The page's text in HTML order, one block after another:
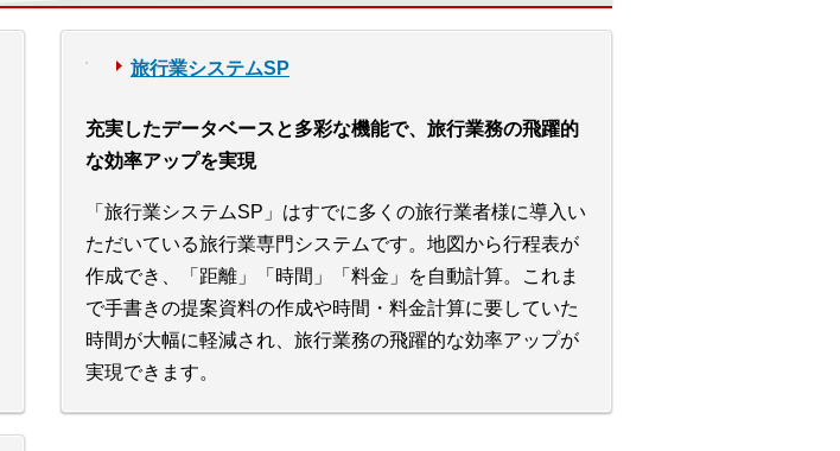
旅行業システムSP
充実したデータベースと多彩な機能で、旅行業務の飛躍的
な効率アップを実現
「旅行業システムSP」はすでに多くの旅行業者様に導入い
ただいている旅行業専門システムです。地図から行程表が
作成でき、「距離」「時間」「料金」を自動計算。これま
で手書きの提案資料の作成や時間・料金計算に要していた
時間が大幅に軽減され、旅行業務の飛躍的な効率アップが
実現できます。